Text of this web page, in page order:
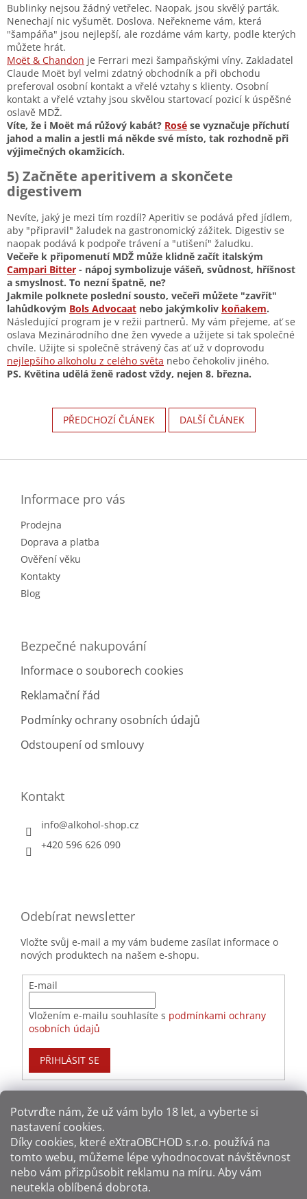
Potvrďte nám​​, že už vám bylo 18 let, a vyberte si
nastavení cookies.
Díky cookies, které eXtraOBCHOD s.r.o. používá na
tomto webu, můžeme lépe vyhodnocovat návštěvnost
nebo vám přizpůsobit reklamu na míru. Aby vám
neutekla oblíbená dobrota.
Bublinky nejsou žádný vetřelec. Naopak, jsou skvělý parťák.
Nenechají nic vyšumět. Doslova. Neřekneme vám, která
"šampáňa" jsou nejlepší, ale rozdáme vám karty, podle kterých
můžete hrát.
Moët & Chandon je Ferrari mezi šampaňskými víny. Zakladatel
Claude Moët byl velmi zdatný obchodník a při obchodu
preferoval osobní kontakt a vřelé vztahy s klienty. Osobní
kontakt a vřelé vztahy jsou skvělou startovací pozicí k úspěšné
oslavě MDŽ.
Víte, že i Moët má růžový kabát? Rosé se vyznačuje příchutí
jahod a malin a jestli má někde své místo, tak rozhodně při
výjimečných okamžicích.
5) Začněte aperitivem a skončete
digestivem
Nevíte, jaký je mezi tím rozdíl? Aperitiv se podává před jídlem,
aby "připravil" žaludek na gastronomický zážitek. Digestiv se
naopak podává k podpoře trávení a "utišení" žaludku.
Večeře k připomenutí MDŽ může klidně začít italským
Campari Bitter - nápoj symbolizuje vášeň, svůdnost, hříšnost
a smyslnost. To nezní špatně, ne?
Jakmile polknete poslední sousto, večeři můžete "zavřít"
lahůdkovým Bols Advocaat nebo jakýmkoliv koňakem.
Následující program je v režii partnerů. My vám přejeme, ať se
oslava Mezinárodního dne žen vyvede a užijete si tak společné
chvíle. Užijte si společně strávený čas ať už v doprovodu
nejlepšího alkoholu z celého světa nebo čehokoliv jiného.
PS. Květina udělá ženě radost vždy, nejen 8. března.
PŘEDCHOZÍ ČLÁNEK DALŠÍ ČLÁNEK
Informace pro vás
Prodejna
Doprava a platba
Ověření věku
Kontakty
Blog
Bezpečné nakupování
Informace o souborech cookies
Reklamační řád
Podmínky ochrany osobních údajů
Odstoupení od smlouvy
Kontakt
info@alkohol-shop.cz
+420 596 626 090
Odebírat newsletter
Vložte svůj e-mail a my vám budeme zasílat informace o
nových produktech na našem e-shopu.
E-mail
Vložením e-mailu souhlasíte s podmínkami ochrany
osobních údajů
PŘIHLÁSIT SE
Způsoby dopravy: